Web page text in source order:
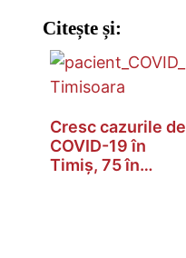
Citește și:
Cresc cazurile de
COVID-19 în
Timiș, 75 în